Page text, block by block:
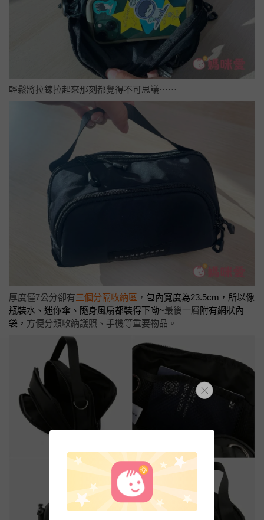
輕鬆將拉鍊拉起來那刻都覺得不可思議⋯⋯
厚度僅7公分卻有三個分隔收納區 ， 包內寬度為23.5cm，所以像
瓶裝水、迷你傘、隨身風扇都裝得下呦~最後一層 附有網狀內
袋， 方便分類收納護照、手機等重要物品。